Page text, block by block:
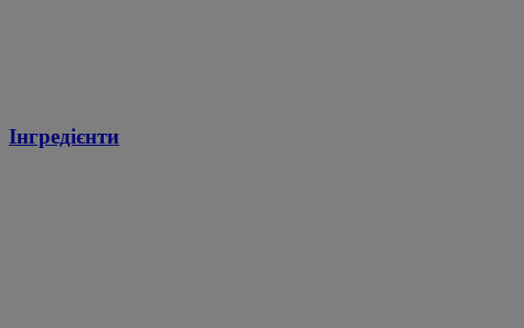
Інгредієнти